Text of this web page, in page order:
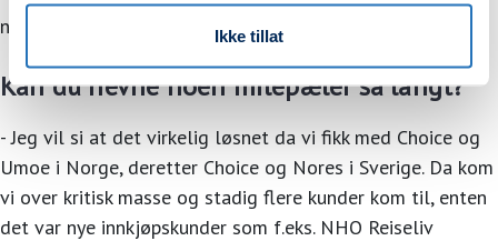
Ikke tillat
nå er vi 35 stk.
Kan du nevne noen milepæler så langt?
- Jeg vil si at det virkelig løsnet da vi fikk med Choice og
Umoe i Norge, deretter Choice og Nores i Sverige. Da kom
vi over kritisk masse og stadig flere kunder kom til, enten
det var nye innkjøpskunder som f.eks. NHO Reiseliv